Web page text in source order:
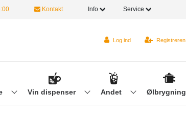
Kontakt Info Service
Log ind Registreren
Vin dispenser Andet Ølbrygning